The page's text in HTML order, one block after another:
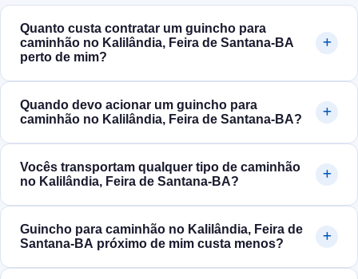
Quanto custa contratar um guincho para
caminhão no Kalilândia, Feira de Santana‑BA
perto de mim?
Quando devo acionar um guincho para
caminhão no Kalilândia, Feira de Santana‑BA?
Vocês transportam qualquer tipo de caminhão
no Kalilândia, Feira de Santana‑BA?
Guincho para caminhão no Kalilândia, Feira de
Santana‑BA próximo de mim custa menos?